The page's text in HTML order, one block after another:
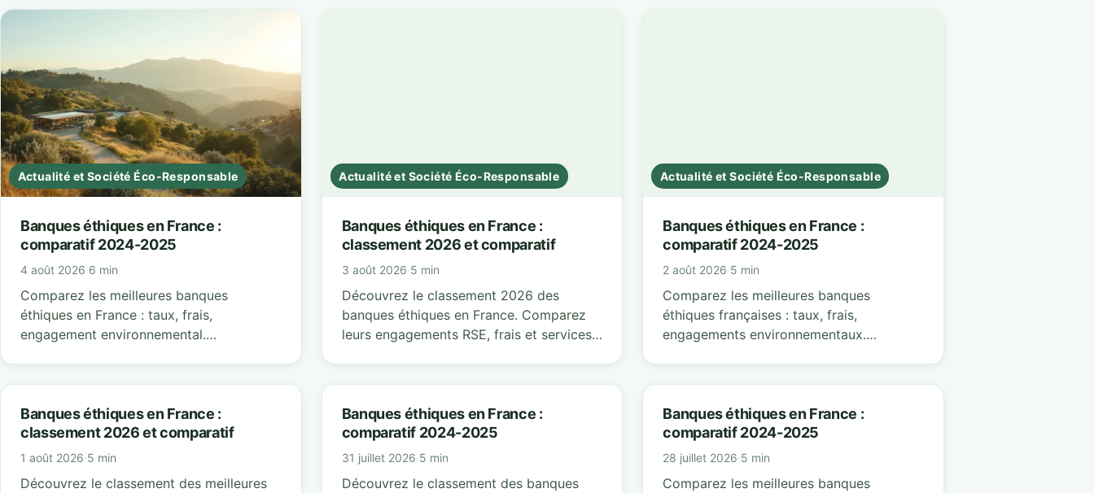
Actualité et Société Éco-Responsable
Banques éthiques en France :
comparatif 2024-2025
4 août 2026·6 min
Comparez les meilleures banques
éthiques en France : taux, frais,
engagement environnemental.
Actualité et Société Éco-Responsable
Banques éthiques en France :
classement 2026 et comparatif
3 août 2026·5 min
Découvrez le classement 2026 des
banques éthiques en France. Comparez
leurs engagements RSE, frais et services
Actualité et Société Éco-Responsable
Banques éthiques en France :
comparatif 2024-2025
2 août 2026·5 min
Comparez les meilleures banques
éthiques françaises : taux, frais,
engagements environnementaux.
Banques éthiques en France :
classement 2026 et comparatif
1 août 2026·5 min
Découvrez le classement des meilleures
Banques éthiques en France :
comparatif 2024-2025
31 juillet 2026·5 min
Découvrez le classement des banques
Banques éthiques en France :
comparatif 2024-2025
28 juillet 2026·5 min
Comparez les meilleures banques